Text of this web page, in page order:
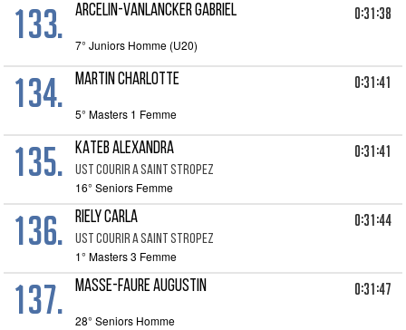
133. ARCELIN-VANLANCKER GABRIEL 0:31:38
7° Juniors Homme (U20)
134. MARTIN CHARLOTTE 0:31:41
5° Masters 1 Femme
135. KATEB ALEXANDRA
UST COURIR A SAINT STROPEZ
0:31:41
16° Seniors Femme
136. RIELY CARLA
UST COURIR A SAINT STROPEZ
0:31:44
1° Masters 3 Femme
137. MASSE-FAURE AUGUSTIN 0:31:47
28° Seniors Homme